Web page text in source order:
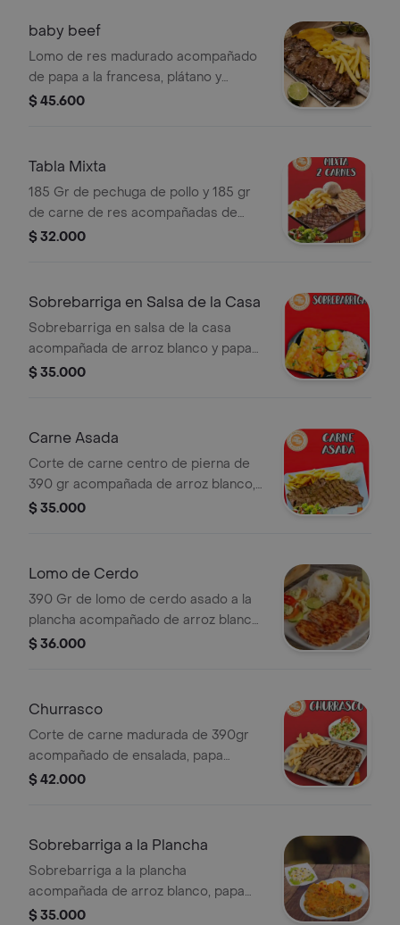
baby beef
Lomo de res madurado acompañado
de papa a la francesa, plátano y
ensalada de temporada.
$ 45.600
Tabla Mixta
185 Gr de pechuga de pollo y 185 gr
de carne de res acompañadas de
papa francesa, y ensalada de la casa
$ 32.000
Sobrebarriga en Salsa de la Casa
Sobrebarriga en salsa de la casa
acompañada de arroz blanco y papa
al vapor
$ 35.000
Carne Asada
Corte de carne centro de pierna de
390 gr acompañada de arroz blanco,
papa francesa, ensalada de la casa
$ 35.000
Lomo de Cerdo
390 Gr de lomo de cerdo asado a la
plancha acompañado de arroz blanco,
papa francesa y ensalada de la casa
$ 36.000
Churrasco
Corte de carne madurada de 390gr
acompañado de ensalada, papa
francesa y plátano maduro
$ 42.000
Sobrebarriga a la Plancha
Sobrebarriga a la plancha
acompañada de arroz blanco, papa
francesa, ensalada de la casa
$ 35.000